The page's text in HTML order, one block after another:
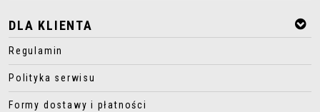
DLA KLIENTA
Regulamin
Polityka serwisu
Formy dostawy i płatności